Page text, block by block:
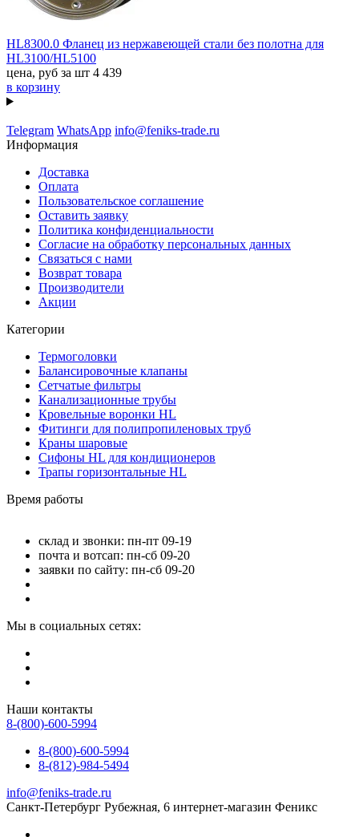
HL8300.0 Фланец из нержавеющей стали без полотна для
HL3100/HL5100
цена, руб за шт 4 439
в корзину
Telegram WhatsApp info@feniks-trade.ru
Информация
Доставка
Оплата
Пользовательское соглашение
Оставить заявку
Политика конфиденциальности
Согласие на обработку персональных данных
Связаться с нами
Возврат товара
Производители
Акции
Категории
Термоголовки
Балансировочные клапаны
Сетчатые фильтры
Канализационные трубы
Кровельные воронки HL
Фитинги для полипропиленовых труб
Краны шаровые
Сифоны HL для кондиционеров
Трапы горизонтальные HL
Время работы
склад и звонки: пн-пт 09-19
почта и вотсап: пн-сб 09-20
заявки по сайту: пн-сб 09-20
Мы в социальных сетях:
Наши контакты
8-(800)-600-5994
8-(800)-600-5994
8-(812)-984-5494
info@feniks-trade.ru
Санкт-Петербург Рубежная, 6 интернет-магазин Феникс